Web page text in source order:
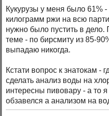
Кукурузы у меня было 61%
килограмм ржи на всю
нужно было пустить в
теме - по бирсмиту из 85-
выпадаю никогда.
Кстати вопрос к знатокам -
сделать анализ воды на
интересны пивовару - а то
обзавелся а анализом на